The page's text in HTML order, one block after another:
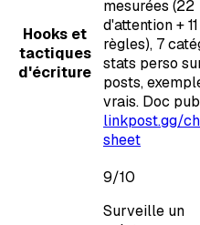
Hooks et
tactiques
d'écriture
mesurées (22
d'attention + 11
règles), 7
stats perso
posts,
vrais. Doc
linkpost.gg/
sheet
9/10
Surveille un